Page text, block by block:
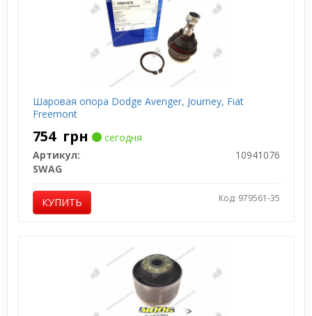
Шаровая опора Dodge Avenger, Journey, Fiat
Freemont
754 грн
сегодня
Артикул:
10941076
SWAG
КУПИТЬ Код: 979561-35